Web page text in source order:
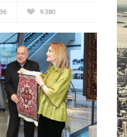
Güney Azərbaycan
Mədəniyyət
Müsahibə
İdman
9 380